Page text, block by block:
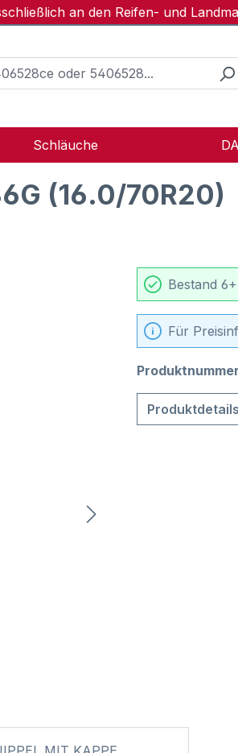
an den Reifen- und
Schläuche
(16.0/70R20)
Bestand 6+
Für